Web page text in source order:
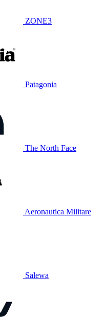
ZONE3
Patagonia
The North Face
Aeronautica Militare
Salewa